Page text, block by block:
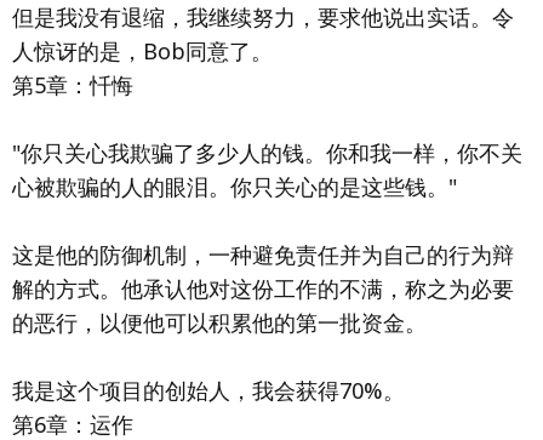
但是我没有退缩，我继续努力，要求他说出实话。令
人惊讶的是，Bob同意了。
第5章：忏悔
"你只关心我欺骗了多少人的钱。你和我一样，你不关
心被欺骗的人的眼泪。你只关心的是这些钱。"
这是他的防御机制，一种避免责任并为自己的行为辩
解的方式。他承认他对这份工作的不满，称之为必要
的恶行，以便他可以积累他的第一批资金。
我是这个项目的创始人，我会获得70%。
第6章：运作